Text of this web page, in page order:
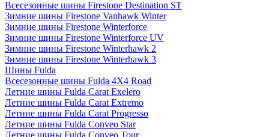
Всесезонные шины Firestone Destination ST
Зимние шины Firestone Vanhawk Winter
Зимние шины Firestone Winterforce
Зимние шины Firestone Winterforce UV
Зимние шины Firestone Winterhawk 2
Зимние шины Firestone Winterhawk 3
Шины Fulda
Всесезонные шины Fulda 4X4 Road
Летние шины Fulda Carat Exelero
Летние шины Fulda Carat Extremo
Летние шины Fulda Carat Progresso
Летние шины Fulda Conveo Star
Летние шины Fulda Conveo Tour